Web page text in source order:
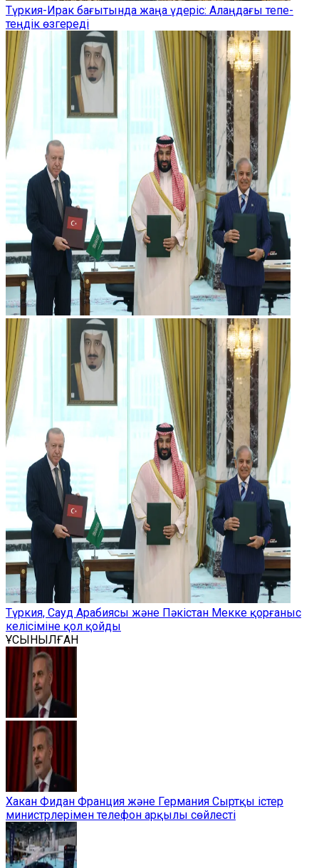
Түркия-Ирак бағытында жаңа үдеріс: Алаңдағы тепе-
теңдік өзгереді
Түркия, Сауд Арабиясы және Пәкістан Мекке қорғаныс
келісіміне қол қойды
ҰСЫНЫЛҒАН
Хакан Фидан Франция және Германия Сыртқы істер
министрлерімен телефон арқылы сөйлесті